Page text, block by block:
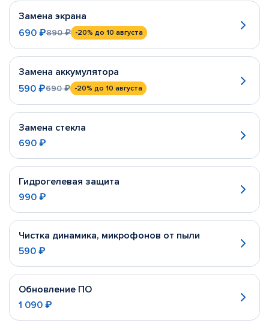
Замена экрана
690 ₽890 ₽ -20% до 10 августа
Замена аккумулятора
590 ₽690 ₽ -20% до 10 августа
Замена стекла
690 ₽
Гидрогелевая защита
990 ₽
Чистка динамика, микрофонов от пыли
590 ₽
Обновление ПО
1 090 ₽